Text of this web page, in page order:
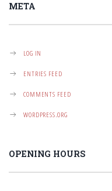
META
LOG IN
ENTRIES FEED
COMMENTS FEED
WORDPRESS.ORG
OPENING HOURS